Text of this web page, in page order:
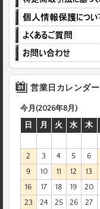
営業日カレンダー
今月(2026年8月)
日
月 火 水 木
2
3 4 5 6
9
10 11 12 13
16
17 18 19 20
23
24 25 26 27